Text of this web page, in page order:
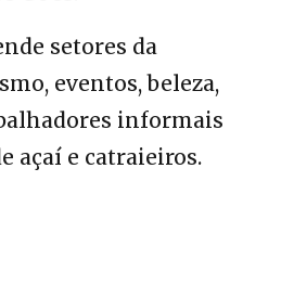
setores da
eventos, beleza,
informais
açaí e catraieiros.